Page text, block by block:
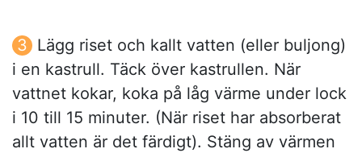
Lägg riset och kallt vatten (eller buljong)
i en kastrull. Täck över kastrullen. När
vattnet kokar, koka på låg värme under lock
i 10 till 15 minuter. (När riset har absorberat
allt vatten är det färdigt). Stäng av värmen